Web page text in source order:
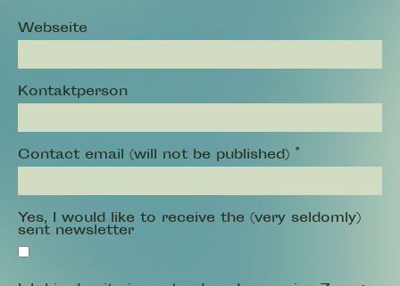
Webseite
Kontaktperson
Contact email (will not be published) *
Yes, I would like to receive the (very seldomly)
sent newsletter